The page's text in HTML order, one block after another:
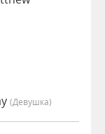
(девушка)